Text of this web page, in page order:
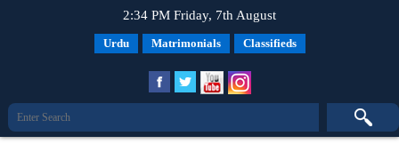
2:34 PM Friday, 7th August
Urdu Matrimonials Classifieds